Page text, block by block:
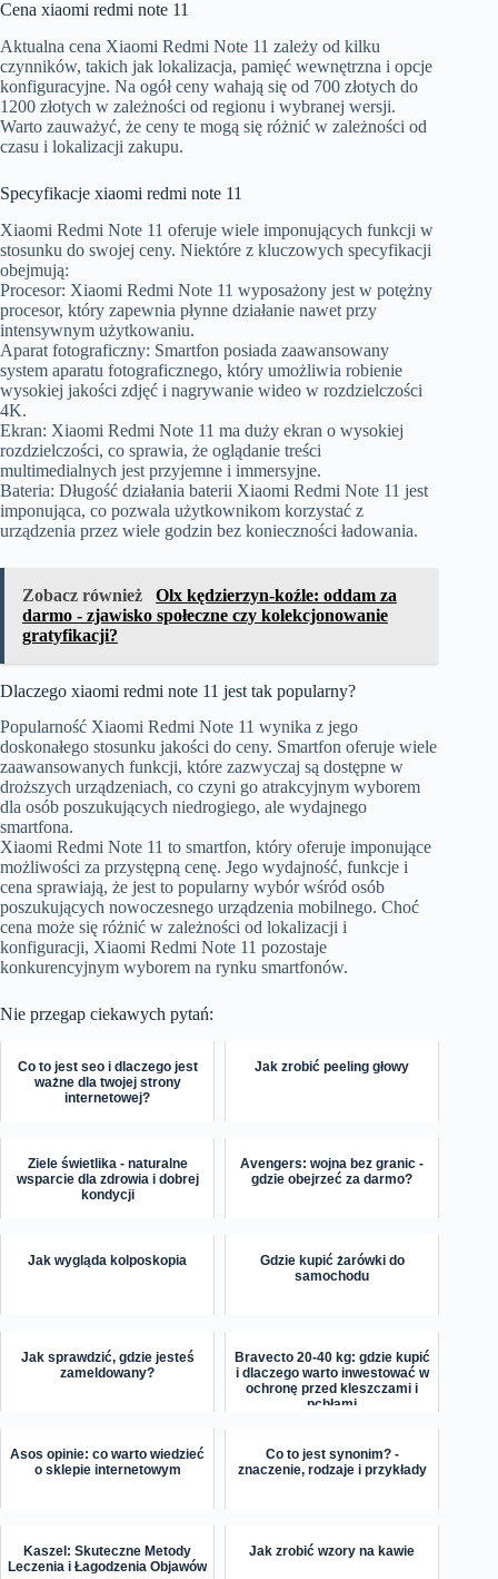
Cena xiaomi redmi note 11
Aktualna cena Xiaomi Redmi Note 11 zależy od kilku
czynników, takich jak lokalizacja, pamięć wewnętrzna i opcje
konfiguracyjne. Na ogół ceny wahają się od 700 złotych do
1200 złotych w zależności od regionu i wybranej wersji.
Warto zauważyć, że ceny te mogą się różnić w zależności od
czasu i lokalizacji zakupu.
Specyfikacje xiaomi redmi note 11
Xiaomi Redmi Note 11 oferuje wiele imponujących funkcji w
stosunku do swojej ceny. Niektóre z kluczowych specyfikacji
obejmują:
Procesor: Xiaomi Redmi Note 11 wyposażony jest w potężny
procesor, który zapewnia płynne działanie nawet przy
intensywnym użytkowaniu.
Aparat fotograficzny: Smartfon posiada zaawansowany
system aparatu fotograficznego, który umożliwia robienie
wysokiej jakości zdjęć i nagrywanie wideo w rozdzielczości
4K.
Ekran: Xiaomi Redmi Note 11 ma duży ekran o wysokiej
rozdzielczości, co sprawia, że oglądanie treści
multimedialnych jest przyjemne i immersyjne.
Bateria: Długość działania baterii Xiaomi Redmi Note 11 jest
imponująca, co pozwala użytkownikom korzystać z
urządzenia przez wiele godzin bez konieczności ładowania.
Zobacz również
Olx kędzierzyn-koźle: oddam za
darmo - zjawisko społeczne czy kolekcjonowanie
gratyfikacji?
Dlaczego xiaomi redmi note 11 jest tak popularny?
Popularność Xiaomi Redmi Note 11 wynika z jego
doskonałego stosunku jakości do ceny. Smartfon oferuje wiele
zaawansowanych funkcji, które zazwyczaj są dostępne w
droższych urządzeniach, co czyni go atrakcyjnym wyborem
dla osób poszukujących niedrogiego, ale wydajnego
smartfona.
Xiaomi Redmi Note 11 to smartfon, który oferuje imponujące
możliwości za przystępną cenę. Jego wydajność, funkcje i
cena sprawiają, że jest to popularny wybór wśród osób
poszukujących nowoczesnego urządzenia mobilnego. Choć
cena może się różnić w zależności od lokalizacji i
konfiguracji, Xiaomi Redmi Note 11 pozostaje
konkurencyjnym wyborem na rynku smartfonów.
Nie przegap ciekawych pytań:
Co to jest seo i dlaczego jest
ważne dla twojej strony
internetowej?
Jak zrobić peeling głowy
Ziele świetlika - naturalne
wsparcie dla zdrowia i dobrej
kondycji
Avengers: wojna bez granic -
gdzie obejrzeć za darmo?
Jak wygląda kolposkopia
Gdzie kupić żarówki do
samochodu
Jak sprawdzić, gdzie jesteś
zameldowany?
Bravecto 20-40 kg: gdzie kupić
i dlaczego warto inwestować w
ochronę przed kleszczami i
pchłami
Asos opinie: co warto wiedzieć
o sklepie internetowym
Co to jest synonim? -
znaczenie, rodzaje i przykłady
Kaszel: Skuteczne Metody
Leczenia i Łagodzenia Objawów
Jak zrobić wzory na kawie